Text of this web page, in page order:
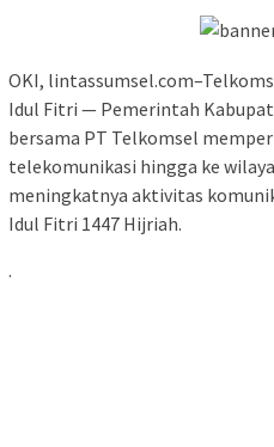
OKI,
Idul Fitri — Pemerintah
bersama PT Telkomsel
telekomunikasi hingga ke
meningkatnya aktivitas
Idul Fitri 1447 Hijriah.
.